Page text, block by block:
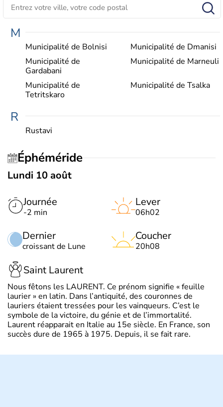
M
Municipalité de Bolnisi
Municipalité de Dmanisi
Municipalité de
Gardabani
Municipalité de Marneuli
Municipalité de
Tetritskaro
Municipalité de Tsalka
R
Rustavi
Éphéméride
Lundi 10 août
Journée
-2 min
Dernier
croissant de Lune
Lever
06h02
Coucher
20h08
Saint Laurent
Nous fêtons les LAURENT. Ce prénom signifie « feuille
laurier » en latin. Dans l’antiquité, des couronnes de
lauriers étaient tressées pour les vainqueurs. C’est le
symbole de la victoire, du génie et de l’immortalité.
Laurent réapparait en Italie au 15e siècle. En France, son
succès dure de 1965 à 1975. Depuis, il se fait rare.